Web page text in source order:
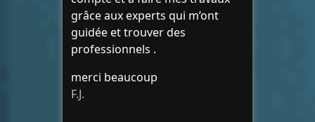
grâce aux experts qui m’ont
guidée et trouver des
professionnels .
merci beaucoup
F.J.